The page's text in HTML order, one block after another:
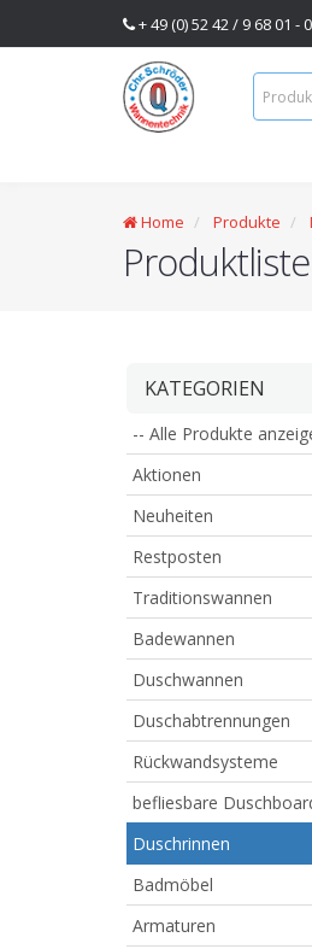
+ 49 (0) 52 42 / 9 68 01 - 0
Home Produkte
Produktliste
KATEGORIEN
-- Alle Produkte
Aktionen
Neuheiten
Restposten
Traditionswannen
Badewannen
Duschwannen
Duschabtrennungen
Rückwandsysteme
befliesbare
Duschrinnen
Badmöbel
Armaturen